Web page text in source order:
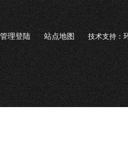
管理登陆 站点地图 技术支持：